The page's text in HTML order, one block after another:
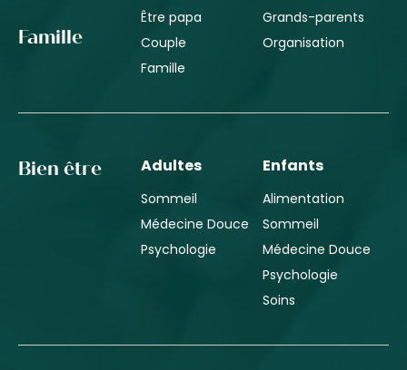
Famille
Être papa
Couple
Famille
Grands-parents
Organisation
Bien être Adultes
Sommeil
Médecine Douce
Psychologie
Enfants
Alimentation
Sommeil
Médecine Douce
Psychologie
Soins